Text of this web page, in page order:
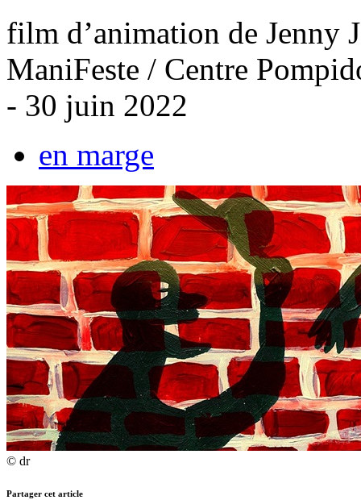
film d’animation de Jenny
ManiFeste / Centre
- 30 juin 2022
en marge
© dr
Partager cet article